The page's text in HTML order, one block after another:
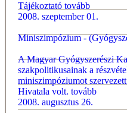
Tájékoztató tovább
2008. szeptember 01.
Miniszimpózium -
A Magyar Gyógyszerészi
szakpolitikusainak a
miniszimpóziumot
Hivatala volt. tovább
2008. augusztus 26.